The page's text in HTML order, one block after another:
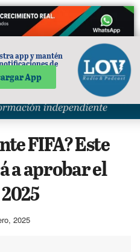
FIFA? Este
a aprobar el
2025
app y mantén
de
App